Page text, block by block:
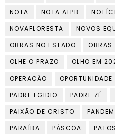
NOTA
NOTA ALPB
NOVAFLORESTA
NOVOS
OBRAS NO ESTADO
OBRAS
OLHE O PRAZO
OLHO EM
OPERAÇÃO
OPORTUNIDADE
PADRE EGIDIO
PADRE ZÉ
PAIXÃO DE CRISTO
PARAÍBA
PÁSCOA PATOS